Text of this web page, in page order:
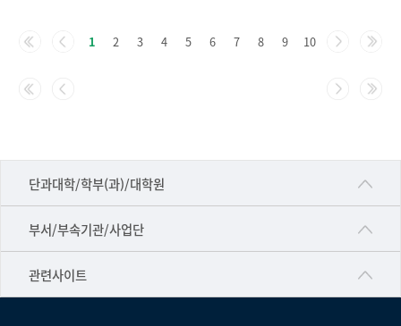
1 2 3 4 5 6 7 8 9 10
단과대학/학부(과)/대학원
■인문대학
▷국어국문학부
▷일본어·일본학과
부서/부속기관/사업단
공동기기센터
공학교육혁신센터
관련사이트
건강가정지원센터
교수협의회